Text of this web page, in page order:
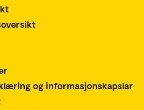
og informasjonskapslar